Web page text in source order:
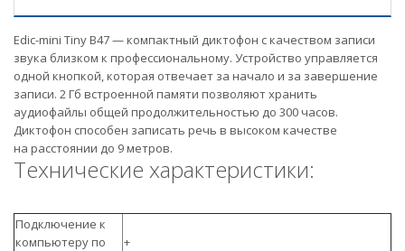
Edic-mini Tiny B47 — компактный диктофон с качеством записи
звука близком к профессиональному. Устройство управляется
одной кнопкой, которая отвечает за начало и за завершение
записи. 2 Гб встроенной памяти позволяют хранить
аудиофайлы общей продолжительностью до 300 часов.
Диктофон способен записать речь в высоком качестве
на расстоянии до 9 метров.
Технические характеристики:
Подключение к
компьютеру по
+